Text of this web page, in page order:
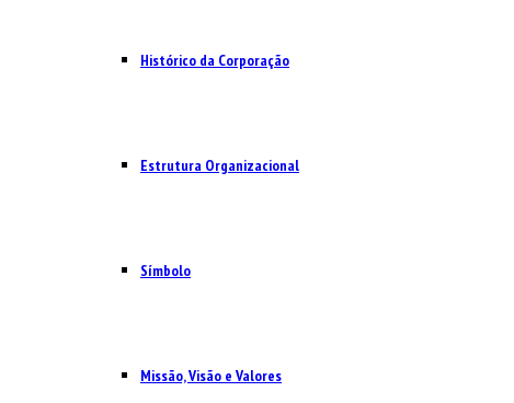
Histórico da Corporação
Estrutura Organizacional
Símbolo
Missão, Visão e Valores